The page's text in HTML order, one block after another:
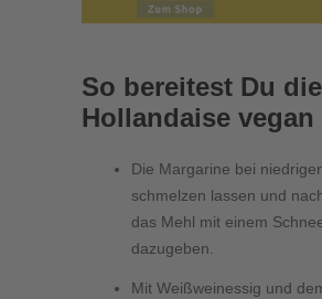
So bereitest Du
Hollandaise vegan
Die Margarine bei
schmelzen lassen und
das Mehl mit einem
dazugeben.
Mit Weißweinessig und